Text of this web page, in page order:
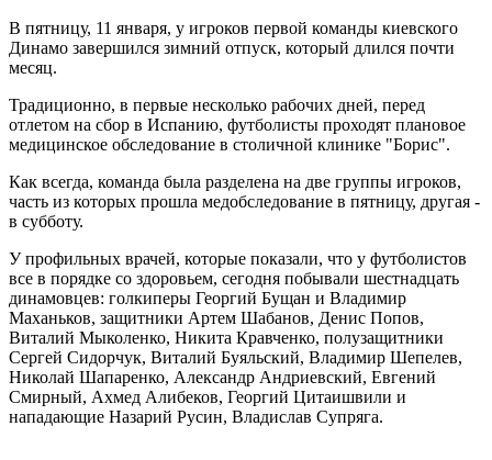
В пятницу, 11 января, у игроков первой команды киевского
Динамо завершился зимний отпуск, который длился почти
месяц.
Традиционно, в первые несколько рабочих дней, перед
отлетом на сбор в Испанию, футболисты проходят плановое
медицинское обследование в столичной клинике "Борис".
Как всегда, команда была разделена на две группы игроков,
часть из которых прошла медобследование в пятницу, другая -
в субботу.
У профильных врачей, которые показали, что у футболистов
все в порядке со здоровьем, сегодня побывали шестнадцать
динамовцев: голкиперы Георгий Бущан и Владимир
Маханьков, защитники Артем Шабанов, Денис Попов,
Виталий Мыколенко, Никита Кравченко, полузащитники
Сергей Сидорчук, Виталий Буяльский, Владимир Шепелев,
Николай Шапаренко, Александр Андриевский, Евгений
Смирный, Ахмед Алибеков, Георгий Цитаишвили и
нападающие Назарий Русин, Владислав Супряга.